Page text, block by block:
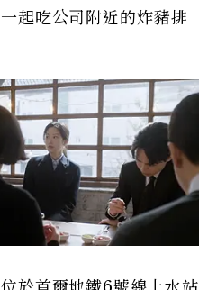
起吃公司附近的炸豬排